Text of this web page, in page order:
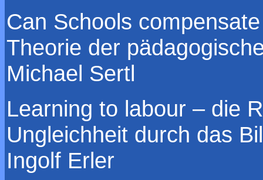
Can Schools
Theorie der
Michael Sertl
Learning to labour – die
Ungleichheit durch das
Ingolf Erler